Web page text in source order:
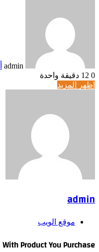
admin
0
دقيقة واحدة
اظهر المزيد
admin
موقع الويب
With Product You Purchase